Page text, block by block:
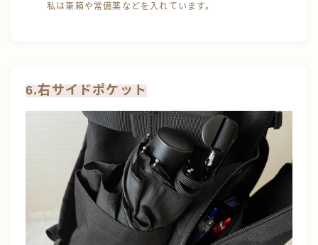
私は筆箱や常備薬などを入れています。
6.右サイドポケット